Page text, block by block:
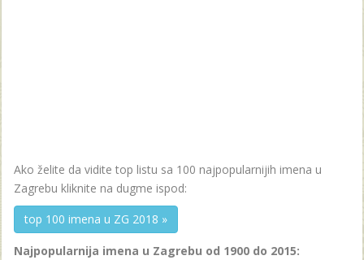
Ako želite da vidite top listu sa 100 najpopularnijih imena u
Zagrebu kliknite na dugme ispod:
top 100 imena u ZG 2018 »
Najpopularnija imena u Zagrebu od 1900 do 2015: